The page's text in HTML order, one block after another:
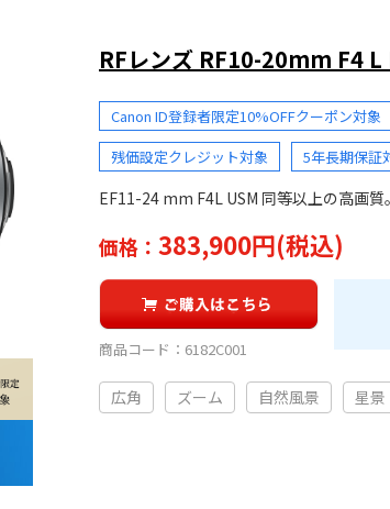
RFレンズ RF10-20mm F4 L
Canon ID登録者限定10%OFFクーポン対象
残価設定クレジット対象
5年長期保証
EF11-24 mm F4L USM 同等以上の高画
価格： 383,900円(税込)
商品コード： 6182C001
広角 ズーム 自然風景 星景